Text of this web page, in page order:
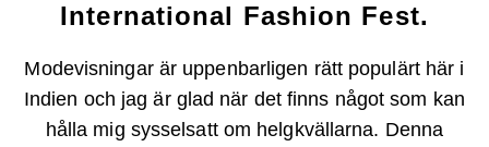
International Fashion Fest.
Modevisningar är uppenbarligen rätt populärt här i
Indien och jag är glad när det finns något som kan
hålla mig sysselsatt om helgkvällarna. Denna